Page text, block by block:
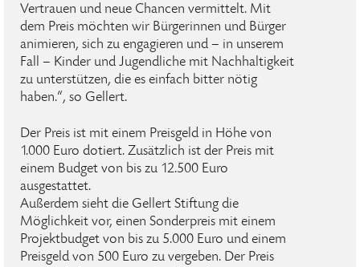
Vertrauen und neue Chancen vermittelt. Mit
dem Preis möchten wir Bürgerinnen und Bürger
animieren, sich zu engagieren und – in unserem
Fall – Kinder und Jugendliche mit Nachhaltigkeit
zu unterstützen, die es einfach bitter nötig
haben.“, so Gellert.
Der Preis ist mit einem Preisgeld in Höhe von
1.000 Euro dotiert. Zusätzlich ist der Preis mit
einem Budget von bis zu 12.500 Euro
ausgestattet.
Außerdem sieht die Gellert Stiftung die
Möglichkeit vor, einen Sonderpreis mit einem
Projektbudget von bis zu 5.000 Euro und einem
Preisgeld von 500 Euro zu vergeben. Der Preis